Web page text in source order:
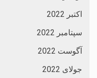
اکتبر 2022
سپتامبر 2022
آگوست 2022
جولای 2022